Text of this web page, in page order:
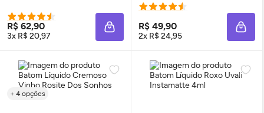
R$ 62,90
3x R$ 20,97 ADICIONAR À SACOLA
R$ 49,90
2x R$ 24,95
+ 4 opções